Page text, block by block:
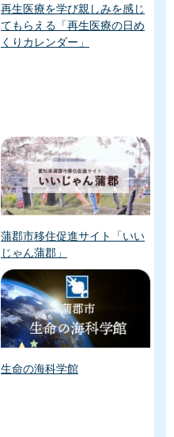
再生医療を学び親しみを感じ
てもらえる「再生医療の日め
くりカレンダー」
蒲郡市移住促進サイト「いい
じゃん蒲郡」
生命の海科学館